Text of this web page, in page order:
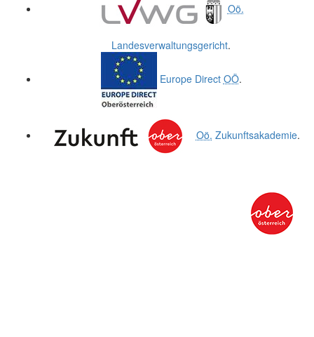
Oö.
Landesverwaltungsgericht.
Europe Direct OÖ.
Oö. Zukunftsakademie.